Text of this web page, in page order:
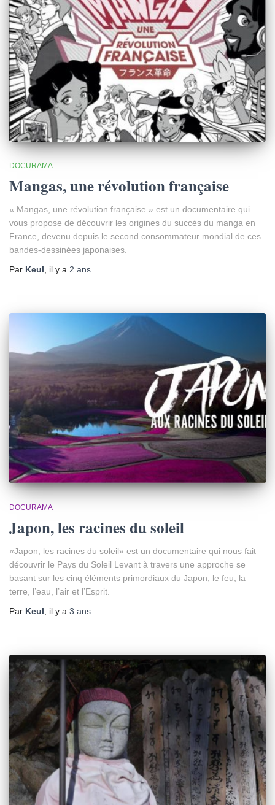
DOCURAMA
Mangas, une révolution française
« Mangas, une révolution française » est un documentaire qui
vous propose de découvrir les origines du succès du manga en
France, devenu depuis le second consommateur mondial de ces
bandes-dessinées japonaises.
Par Keul , il y a 2 ans
DOCURAMA
Japon, les racines du soleil
«Japon, les racines du soleil» est un documentaire qui nous fait
découvrir le Pays du Soleil Levant à travers une approche se
basant sur les cinq éléments primordiaux du Japon, le feu, la
terre, l’eau, l’air et l’Esprit.
Par Keul, il y a 3 ans